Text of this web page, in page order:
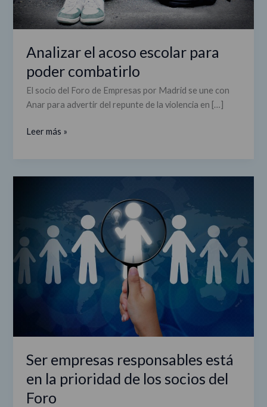
Analizar el acoso escolar para
poder combatirlo
El socio del Foro de Empresas por Madrid se une con
Anar para advertir del repunte de la violencia en […]
Leer más »
Ser empresas responsables está
en la prioridad de los socios del
Foro
en
la
prioridad
de
Foro